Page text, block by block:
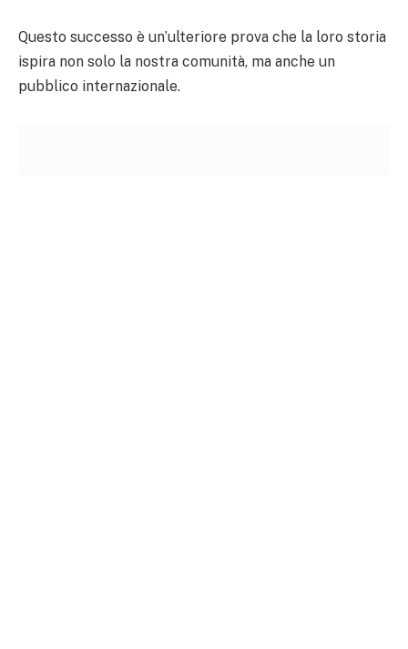
Questo successo è un’ulteriore prova che la loro storia
ispira non solo la nostra comunità, ma anche un
pubblico internazionale.